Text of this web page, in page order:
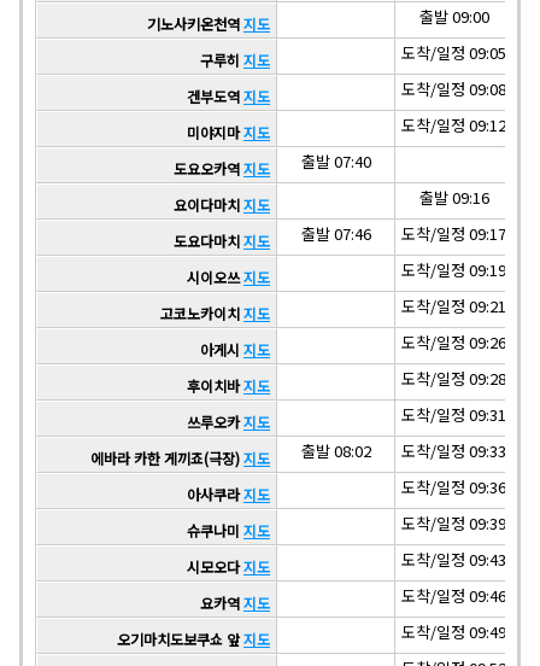
기노사키온천역지도 출발 09:00
구루히 지도 도착/일정 09:05
겐부도역지도 도착/일정 09:08
미야지마지도 도착/일정 09:12
도요오카역지도 출발 07:40
요이다마치지도 출발 09:16
도요다마치지도 출발 07:46 도착/일정 09:17
시이오쓰지도 도착/일정 09:19
고코노카이치지도 도착/일정 09:21
아게시 지도 도착/일정 09:26
후이치바지도 도착/일정 09:28
쓰루오카지도 도착/일정 09:31
에바라 카한 게끼죠(극장)지도 출발 08:02 도착/일정 09:33
아사쿠라지도 도착/일정 09:36
슈쿠나미 지도 도착/일정 09:39
시모오다지도 도착/일정 09:43
요카역지도 도착/일정 09:46
오기마치도보쿠쇼 앞지도 도착/일정 09:49